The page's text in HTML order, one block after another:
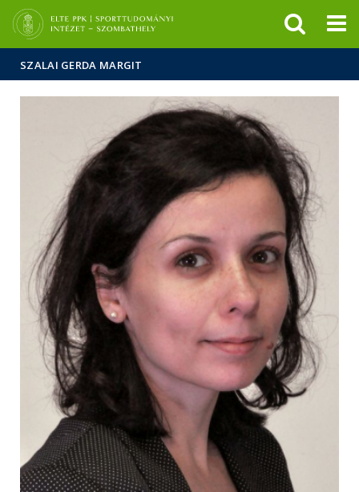
Hírek
Események
ELTE a
sajtóban
SZALAI GERDA MARGIT